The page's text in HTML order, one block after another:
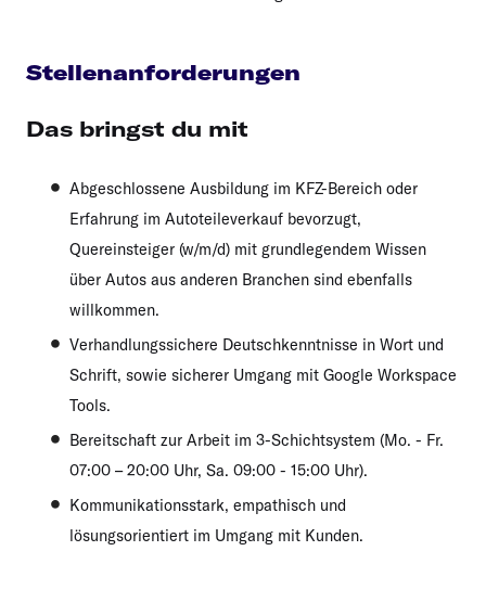
Stellenanforderungen
Das bringst du mit
Abgeschlossene Ausbildung im KFZ-Bereich oder
Erfahrung im Autoteileverkauf bevorzugt,
Quereinsteiger (w/m/d) mit grundlegendem Wissen
über Autos aus anderen Branchen sind ebenfalls
willkommen.
Verhandlungssichere Deutschkenntnisse in Wort und
Schrift, sowie sicherer Umgang mit Google Workspace
Tools.
Bereitschaft zur Arbeit im 3-Schichtsystem (Mo. - Fr.
07:00 – 20:00 Uhr, Sa. 09:00 - 15:00 Uhr).
Kommunikationsstark, empathisch und
lösungsorientiert im Umgang mit Kunden.